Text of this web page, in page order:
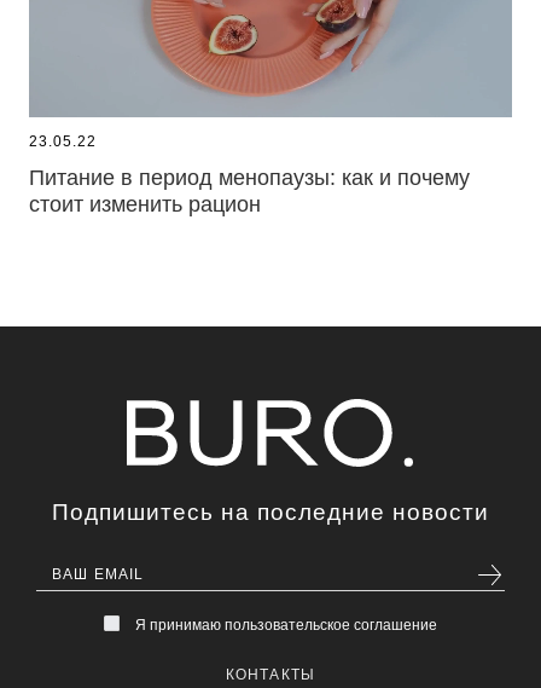
23.05.22
Питание в период менопаузы: как и почему
стоит изменить рацион
Подпишитесь на последние новости
Я принимаю пользовательское соглашение
КОНТАКТЫ